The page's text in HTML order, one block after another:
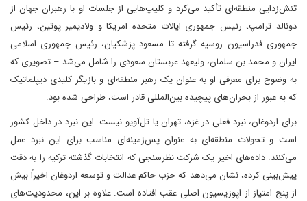
تنش‌زدایی منطقه‌ای تأکید می‌کرد و کلیپ‌هایی از جلسات او با رهبران جهان از
دونالد ترامپ، رئیس جمهوری ایالات متحده امریکا و ولادیمیر پوتین، رئیس
جمهوری فدراسیون روسیه گرفته تا مسعود پزشکیان، رئیس جمهوری اسلامی
ایران و محمد بن سلمان، ولیعهد عربستان سعودی را شامل می‌شد – تصویری که
به وضوح برای معرفی او به عنوان یک رهبر منطقه‌ای و بازیگر کلیدی دیپلماتیک
که به عبور از بحران‌های پیچیده بین‌المللی قادر است، طراحی شده بود.
برای اردوغان، نبرد فعلی در غزه، تهران یا تل‌آویو نیست. این نبرد در داخل کشور
است و تحولات منطقه‌ای به عنوان پس‌زمینه‌ای مناسب برای این نبرد عمل
می‌کنند. داده‌های اخیر یک شرکت نظرسنجی که انتخابات گذشته ترکیه را به دقت
پیش‌بینی کرده، نشان می‌دهد که حزب حاکم عدالت و توسعه اردوغان اخیراً بیش
از پنج امتیاز از اپوزیسیون اصلی عقب افتاده است. علاوه بر این، محدودیت‌های